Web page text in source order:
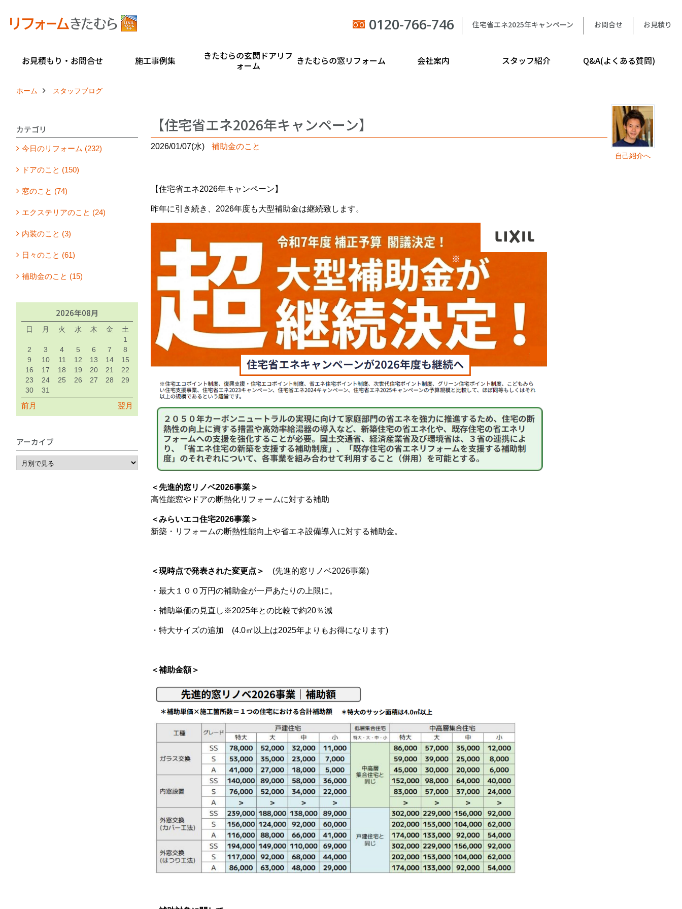
0120-766-746 住宅省エネ2025年キャンペーン お問合せ お見積り
お見積もり・お問合せ 施工事例集
きたむらの玄関ドアリフ
ォーム
きたむらの窓リフォーム 会社案内 スタッフ紹介 Q&A(よくある質問)
ホーム スタッフブログ
自己紹介へ
【住宅省エネ2026年キャンペーン】
2026/01/07(水) 補助金のこと
【住宅省エネ2026年キャンペーン】
昨年に引き続き、2026年度も大型補助金は継続致します。
＜先進的窓リノベ2026事業＞
高性能窓やドアの断熱化リフォームに対する補助
＜みらいエコ住宅2026事業＞
新築・リフォームの断熱性能向上や省エネ設備導入に対する補助金。
＜現時点で発表された変更点＞ (先進的窓リノベ2026事業)
・最大 １００万円の補助金が一戸あたりの上限に。
・補助単価の見直し※2025年との比較で約20％減
・特大サイズの追加 (4.0㎡以上は2025年よりもお得になります)
＜補助金額＞
カテゴリ
今日のリフォーム (232)
ドアのこと (150)
窓のこと (74)
エクステリアのこと (24)
内装のこと (3)
日々のこと (61)
補助金のこと (15)
2026年08月
日 月 火 水 木 金
土
1
2
3 4 5 6 7
8
9
10 11 12 13 14
15
16
17 18 19 20 21
22
23
24 25 26 27 28
29
30
31
前月 翌月
アーカイブ